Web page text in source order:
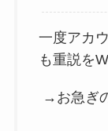
一度アカ
も重説を
→お急ぎ